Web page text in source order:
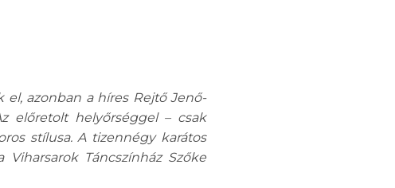
azonban a híres Rejtő Jenő-
előretolt helyőrséggel – csak
stílusa. A tizennégy karátos
Táncszínház Szőke